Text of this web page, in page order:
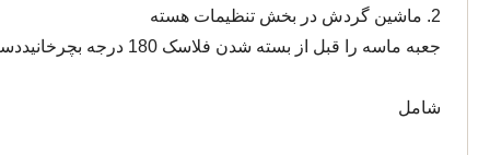
2. ماشین گردش در بخش تنظیمات هسته
جعبه ماسه را قبل از بسته شدن فلاسک 180 درجه بچرخانید
شامل